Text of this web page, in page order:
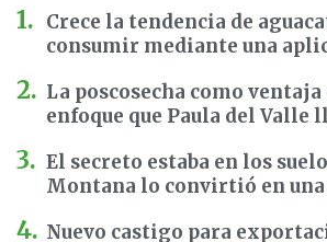
Crece la tendencia de
consumir mediante una
La poscosecha como
enfoque que Paula del Valle
El secreto estaba en los
Montana lo convirtió en una
Nuevo castigo para